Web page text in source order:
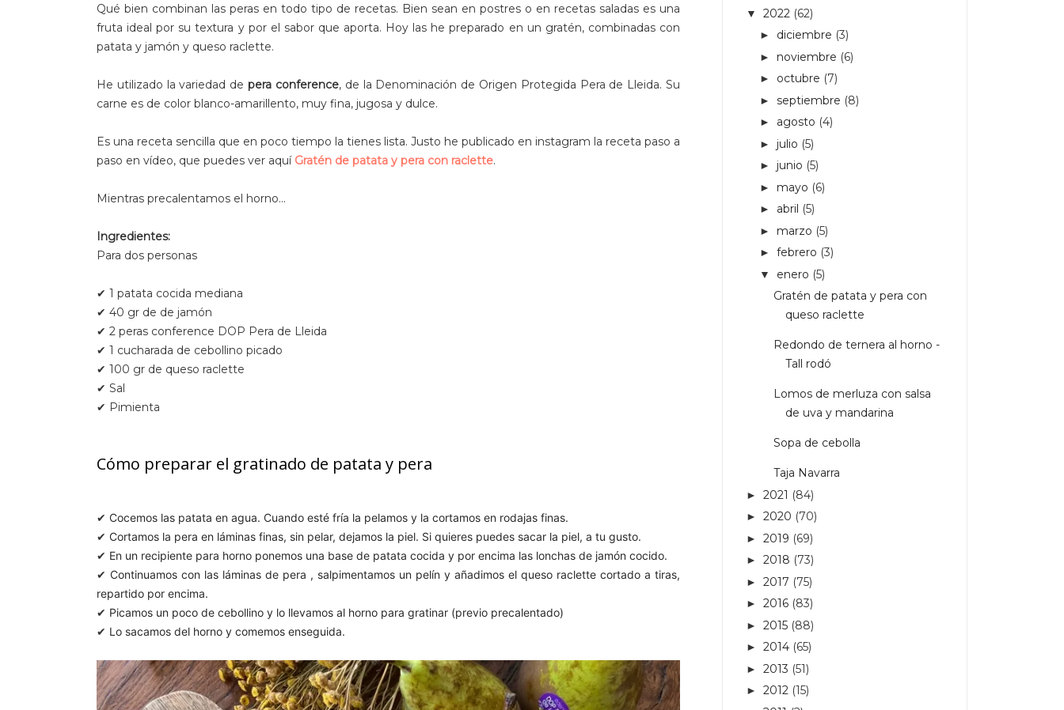
Qué bien combinan las peras en todo tipo de recetas. Bien sean en postres o en recetas saladas es una
fruta ideal por su textura y por el sabor que aporta. Hoy las he preparado en un gratén, combinadas con
patata y jamón y queso raclette.
He utilizado la variedad depera conference, de la Denominación de Origen Protegida Pera de Lleida. Su
carne es de color blanco-amarillento, muy fina, jugosa y dulce.
Es una receta sencilla que en poco tiempo la tienes lista. Justo he publicado en instagram la receta paso a
paso en vídeo, que puedes ver aquí Gratén de patata y pera con raclette.
Mientras precalentamos el horno…
Ingredientes:
Para dos personas
✔ 1 patata cocida mediana
✔ 40 gr de de jamón
✔ 2 peras conference DOP Pera de Lleida
✔ 1 cucharada de cebollino picado
✔ 100 gr de queso raclette
✔ Sal
✔ Pimienta
Cómo preparar el gratinado de patata y pera
✔ Cocemos las patata en agua. Cuando esté fría la pelamos y la cortamos en rodajas finas.
✔ Cortamos la pera en láminas finas, sin pelar, dejamos la piel. Si quieres puedes sacar la piel, a tu gusto.
✔ En un recipiente para horno ponemos una base de patata cocida y por encima las lonchas de jamón cocido.
✔ Continuamos con las láminas de pera , salpimentamos un pelín y añadimos el queso raclette cortado a tiras,
repartido por encima.
✔ Picamos un poco de cebollino y lo llevamos al horno para gratinar (previo precalentado)
✔ Lo sacamos del horno y comemos enseguida.
▼ 2022 (62)
► diciembre (3)
► noviembre (6)
► octubre (7)
► septiembre (8)
► agosto (4)
► julio (5)
► junio (5)
► mayo (6)
► abril (5)
► marzo (5)
► febrero (3)
▼ enero (5)
Gratén de patata y pera con
queso raclette
Redondo de ternera al horno -
Tall rodó
Lomos de merluza con salsa
de uva y mandarina
Sopa de cebolla
Taja Navarra
► 2021 (84)
► 2020 (70)
► 2019 (69)
► 2018 (73)
► 2017 (75)
► 2016 (83)
► 2015 (88)
► 2014 (65)
► 2013 (51)
► 2012 (15)